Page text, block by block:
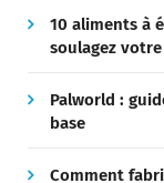
10 aliments à
soulagez
Palworld :
base
Comment